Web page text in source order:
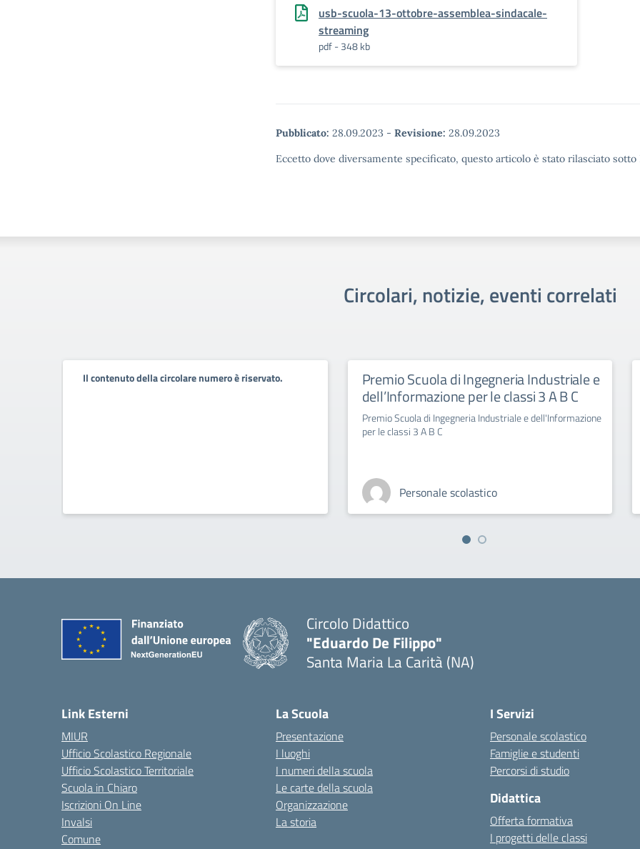
usb-scuola-13-ottobre-assemblea-sindacale-
streaming
pdf - 348 kb
Pubblicato: 28.09.2023 - Revisione: 28.09.2023
Eccetto dove diversamente specificato, questo articolo è stato rilasciato
Circolari, notizie, eventi correlati
Il contenuto della circolare numero è riservato. Premio Scuola di Ingegneria Industriale e
dell’Informazione per le classi 3 A B C
Premio Scuola di Ingegneria Industriale e dell'Informazione
per le classi 3 A B C
Personale scolastico
Circolo Didattico
"Eduardo De Filippo"
Santa Maria La Carità (NA)
Link Esterni
MIUR
Ufficio Scolastico Regionale
Ufficio Scolastico Territoriale
Scuola in Chiaro
Iscrizioni On Line
Invalsi
Comune
La Scuola
Presentazione
I luoghi
I numeri della scuola
Le carte della scuola
Organizzazione
La storia
I Servizi
Personale scolastico
Famiglie e studenti
Percorsi di studio
Didattica
Offerta formativa
I progetti delle classi